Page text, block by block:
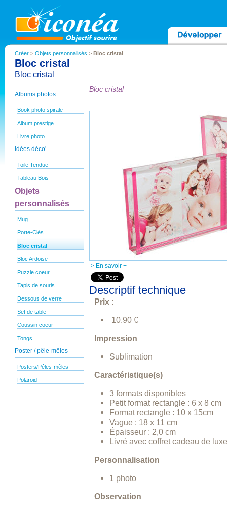
Créer > Objets personnalisés > Bloc cristal
Bloc cristal
Bloc cristal
Albums photos
Book photo spirale
Album prestige
Livre photo
Idées déco'
Toile Tendue
Tableau Bois
Objets
personnalisés
Mug
Porte-Clés
Bloc cristal
Bloc Ardoise
Puzzle coeur
Tapis de souris
Dessous de verre
Set de table
Coussin coeur
Tongs
Poster / pêle-mêles
Posters/Pêles-mêles
Polaroid
Bloc cristal
> En savoir +
Descriptif technique
Prix :
10.90 €
Impression
Sublimation
Caractéristique(s)
3 formats disponibles
Petit format rectangle : 6 x 8 cm
Format rectangle : 10 x 15cm
Vague : 18 x 11 cm
Épaisseur : 2,0 cm
Livré avec coffret cadeau de luxe
Personnalisation
1 photo
Observation